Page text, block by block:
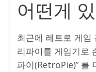
어떤게
최근에 레트로 게임
리파이를 게임기로
파이(RetroPie)” 를